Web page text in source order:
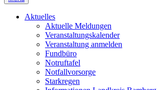
Aktuelles
Aktuelle Meldungen
Veranstaltungskalender
Veranstaltung anmelden
Fundbüro
Notruftafel
Notfallvorsorge
Starkregen